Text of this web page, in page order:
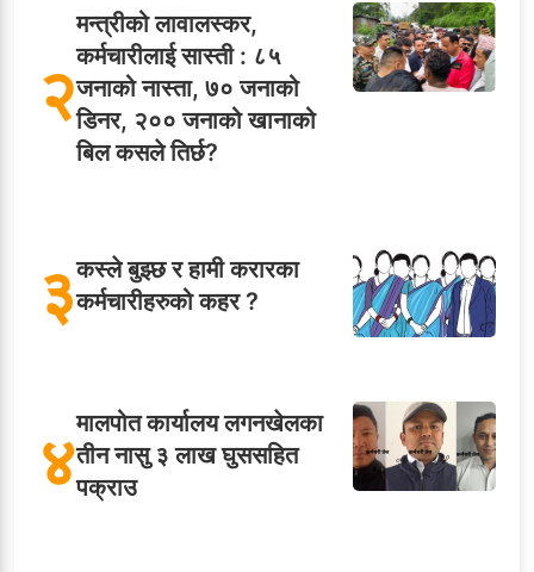
२
मन्त्रीको लावालस्कर,
कर्मचारीलाई सास्ती : ८५
जनाको नास्ता, ७० जनाको
डिनर, २०० जनाको खानाको
बिल कसले तिर्छ?
३कस्ले बुझ्छ र हामी करारका
कर्मचारीहरुको कहर ?
४मालपोत कार्यालय लगनखेलका
तीन नासु ३ लाख घुससहित
पक्राउ